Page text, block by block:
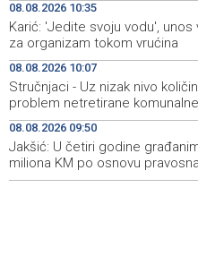
10:07
Stručnjaci - Uz nizak
najveći problem netretirane
10:05
U BiH narednih dana
temperatura do 41 stepen
10:01
Danas dva susreta
BiH
09:50
Jakšić: U četiri godine
25 miliona KM po osnovu
08.08.2026 10:35
Karić: 'Jedite svoju vodu',
za organizam tokom vrućina
08.08.2026 10:07
Stručnjaci - Uz nizak nivo
problem netretirane
08.08.2026 09:50
Jakšić: U četiri godine
miliona KM po osnovu